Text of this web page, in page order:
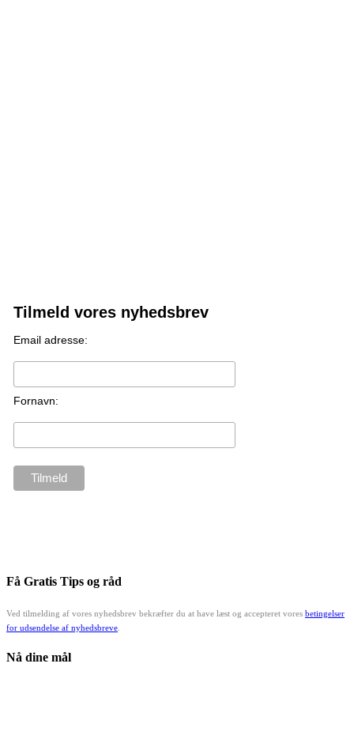
Tilmeld vores nyhedsbrev
Email adresse:
Fornavn:
Få Gratis Tips og råd
Ved tilmelding af vores nyhedsbrev bekræfter du at have læst og accepteret vores betingelser
for udsendelse af nyhedsbreve
Nå dine mål